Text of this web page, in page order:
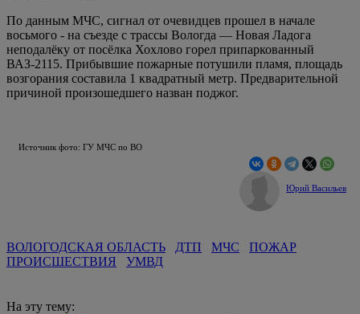
По данным МЧС, сигнал от очевидцев прошел в начале
восьмого - на съезде с трассы Вологда — Новая Ладога
неподалёку от посёлка Хохлово горел припаркованный
ВАЗ-2115. Прибывшие пожарные потушили пламя, площадь
возгорания составила 1 квадратный метр. Предварительной
причиной произошедшего назван поджог.
Источник фото: ГУ МЧС по ВО
Юрий Васильев
ВОЛОГОДСКАЯ ОБЛАСТЬ ДТП МЧС
ПОЖАР
ПРОИСШЕСТВИЯ
УМВД
На эту тему: